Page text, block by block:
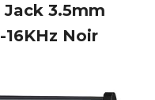
3.5mm
Noir